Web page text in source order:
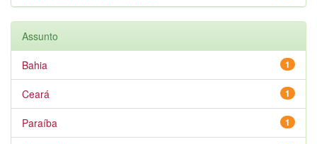
Assunto
1
Bahia
1
Ceará
1
Paraíba